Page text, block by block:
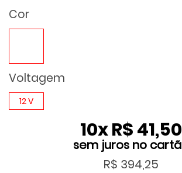
Cor
Voltagem
12 V
10xR$ 41,50
R$ 394,25